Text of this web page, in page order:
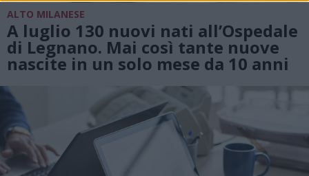
ALTO MILANESE
A luglio 130 nuovi nati all’Ospedale
di Legnano. Mai così tante nuove
nascite in un solo mese da 10 anni